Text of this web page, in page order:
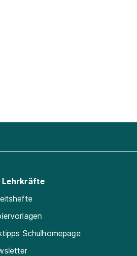
Lehrkräfte
Schulhomepage